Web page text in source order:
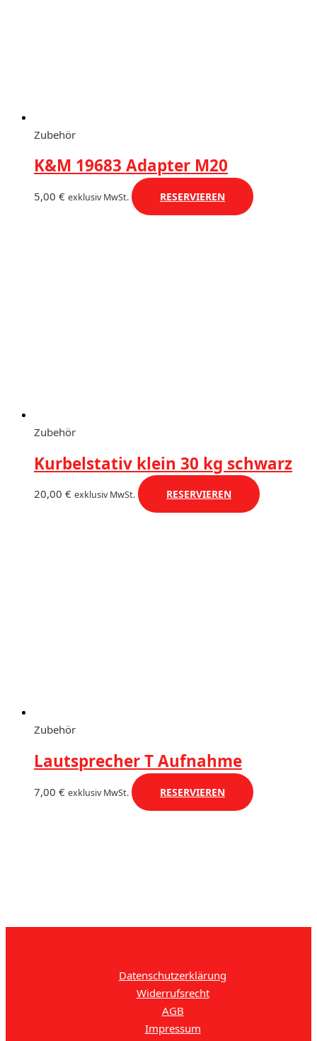
Zubehör
K&M 19683 Adapter M20
5,00 € exklusiv MwSt. RESERVIEREN
Zubehör
Kurbelstativ klein 30 kg schwarz
20,00 € exklusiv MwSt. RESERVIEREN
Zubehör
Lautsprecher T Aufnahme
7,00 € exklusiv MwSt. RESERVIEREN
Datenschutzerklärung
Widerrufsrecht
AGB
Impressum